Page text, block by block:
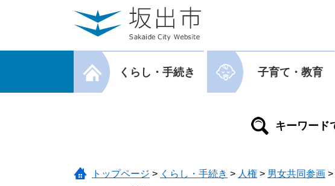
メニューを閉じる
くらし・手続き 子育て・教育
トップページ > くらし・手続き > 人権 > 男女共同参画 >